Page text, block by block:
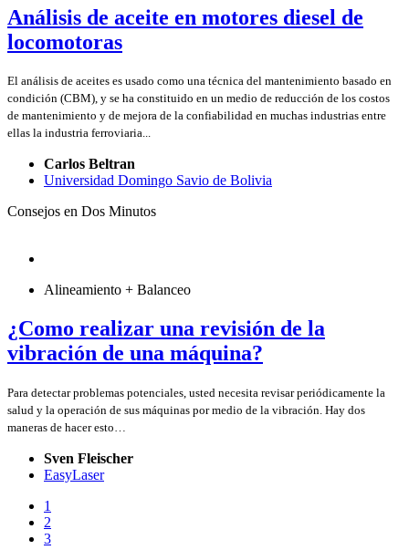
Análisis de aceite en motores diesel de
locomotoras
El análisis de aceites es usado como una técnica del mantenimiento basado en
condición (CBM), y se ha constituido en un medio de reducción de los costos
de mantenimiento y de mejora de la confiabilidad en muchas industrias entre
ellas la industria ferroviaria...
Carlos Beltran
Universidad Domingo Savio de Bolivia
Consejos en Dos Minutos
Alineamiento + Balanceo
¿Como realizar una revisión de la
vibración de una máquina?
Para detectar problemas potenciales, usted necesita revisar periódicamente la
salud y la operación de sus máquinas por medio de la vibración. Hay dos
maneras de hacer esto…
Sven Fleischer
EasyLaser
1
2
3